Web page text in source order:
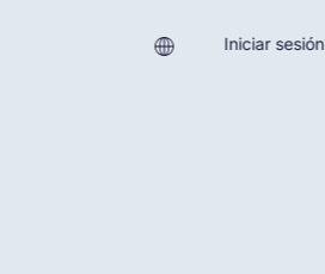
Iniciar sesión